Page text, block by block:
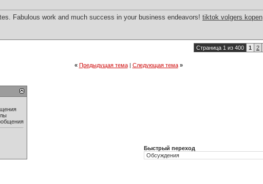
Fabulous work and much success in your business endeavors! tiktok volgers kopen
Страница 1 из 400 1 2
« Предыдущая тема| Следующая тема »
Быстрый переход